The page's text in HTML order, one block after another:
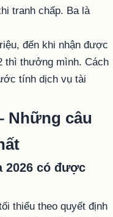
tranh chấp. Ba là
đến khi nhận được
thì thưởng mình. Cách
tính dịch vụ tài
Những câu
2026 có được
thiểu theo quyết định